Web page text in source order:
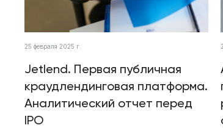
25 февраля 2025 г.
Jetlend. Первая публичная
краудлендинговая платформа.
Аналитический отчет перед
IPO